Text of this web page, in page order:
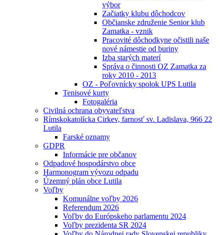
výbor
Začiatky klubu dôchodcov
Občianske združenie Senior klub
Zamatka - vznik
Pracovité dôchodkyne očistili naše
nové námestie od buriny
Izba starých materí
Správa o činnosti OZ Zamatka za
roky 2010 - 2013
OZ - Poľovnícky spolok UPS Lutila
Tenisové kurty
Fotogaléria
Civilná ochrana obyvateľstva
Rímskokatolícka Cirkev, farnosť sv. Ladislava, 966 22
Lutila
Farské oznamy
GDPR
Informácie pre občanov
Odpadové hospodárstvo obce
Harmonogram vývozu odpadu
Územný plán obce Lutila
Voľby
Komunálne voľby 2026
Referendum 2026
Voľby do Európskeho parlamentu 2024
Voľby prezidenta SR 2024